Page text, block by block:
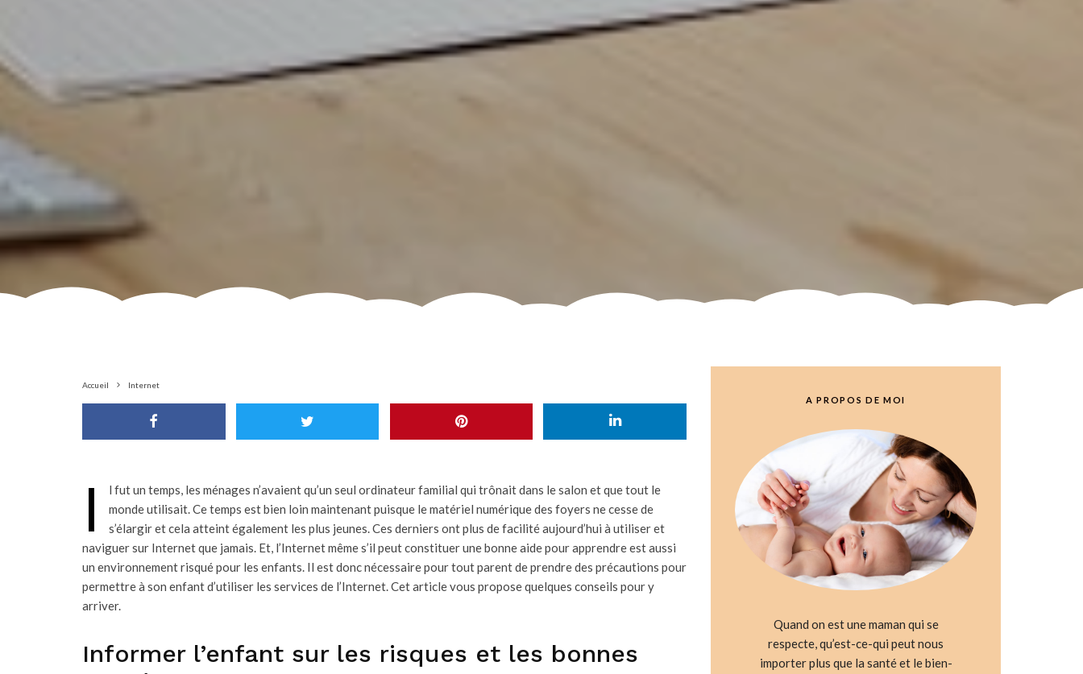
Accueil Internet
I
l fut un temps, les ménages n’avaient qu’un seul ordinateur familial qui trônait dans le salon et que tout le
monde utilisait. Ce temps est bien loin maintenant puisque le matériel numérique des foyers ne cesse de
s’élargir et cela atteint également les plus jeunes. Ces derniers ont plus de facilité aujourd’hui à utiliser et
naviguer sur Internet que jamais. Et, l’Internet même s’il peut constituer une bonne aide pour apprendre est aussi
un environnement risqué pour les enfants. Il est donc nécessaire pour tout parent de prendre des précautions pour
permettre à son enfant d’utiliser les services de l’Internet. Cet article vous propose quelques conseils pour y
arriver.
Informer l’enfant sur les risques et les bonnes
A PROPOS DE MOI
Quand on est une maman qui se
respecte, qu’est-ce-qui peut nous
importer plus que la santé et le bien-